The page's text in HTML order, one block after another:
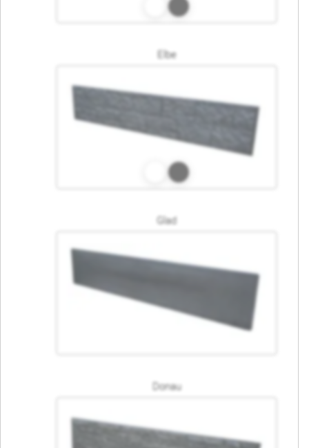
Elbe
Glad
Donau